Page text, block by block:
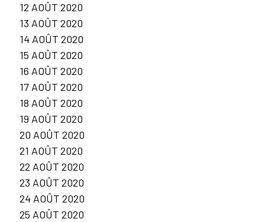
12 AOÛT 2020
13 AOÛT 2020
14 AOÛT 2020
15 AOÛT 2020
16 AOÛT 2020
17 AOÛT 2020
18 AOÛT 2020
19 AOÛT 2020
20 AOÛT 2020
21 AOÛT 2020
22 AOÛT 2020
23 AOÛT 2020
24 AOÛT 2020
25 AOÛT 2020